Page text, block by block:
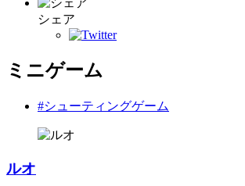
シェア
ミニゲーム
#シューティングゲーム
ルオ